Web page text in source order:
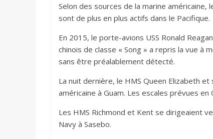
Selon des sources de la marine
sont de plus en plus actifs dans le Pacifique.
En 2015, le porte-avions USS Ronald
chinois de classe « Song » a repris la vue à
sans être préalablement détecté.
La nuit dernière, le HMS Queen Elizabeth
américaine à Guam. Les escales prévues
Les HMS Richmond et Kent se dirigeaient
Navy à Sasebo.